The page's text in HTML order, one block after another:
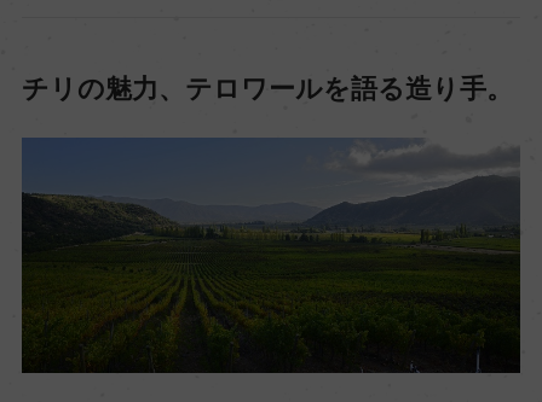
チリの魅力、テロワールを語る造り手。